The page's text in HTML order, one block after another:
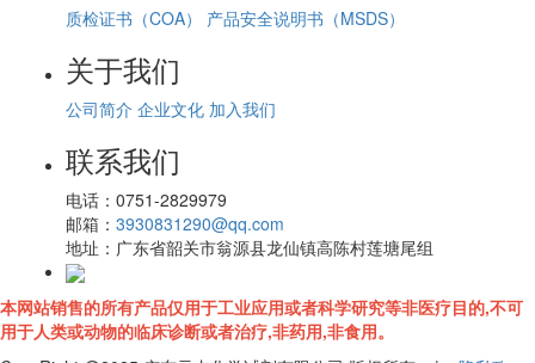
质检证书（COA） 产品安全说明书（MSDS）
关于我们
公司简介 企业文化 加入我们
联系我们
电话： 0751-2829979
邮箱： 3930831290@qq.com
地址： 广东省韶关市翁源县龙仙镇高陈村莲塘尾组
本网站销售的所有产品仅用于工业应用或者科学研究等非医疗目的,不可
用于人类或动物的临床诊断或者治疗,非药用,非食用。